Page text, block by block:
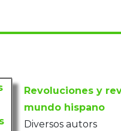
Revoluciones y
mundo hispano
Diversos autors